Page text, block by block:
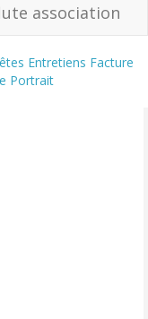
Entretiens Facture
Portrait